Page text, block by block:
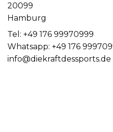
20099
Hamburg
Tel: +49 176 99970999
Whatsapp: +49 176